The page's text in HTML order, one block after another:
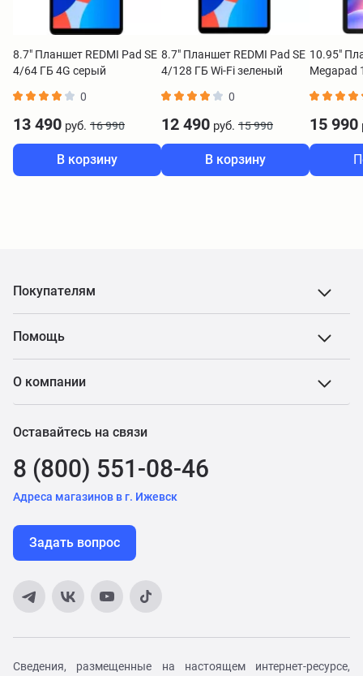
8.7" Планшет REDMI Pad SE
4/64 ГБ 4G серый
0
13 490 руб. 16 990
В корзину
8.7" Планшет REDMI Pad SE
4/128 ГБ Wi-Fi зеленый
0
12 490 руб. 15 990
В корзину
10.95"
Megapad
15 990
Покупателям
Помощь
О компании
Оставайтесь на связи
8 (800) 551-08-46
Адреса магазинов в г. Ижевск
Задать вопрос
Сведения, размещенные на настоящем интернет-ресурсе,